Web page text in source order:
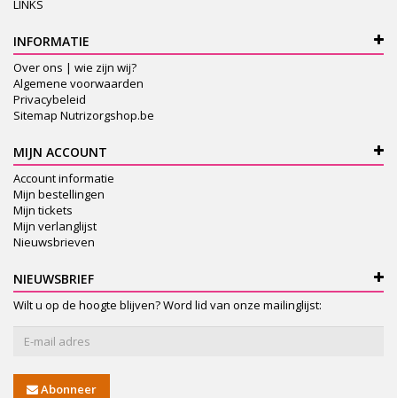
LINKS
INFORMATIE
Over ons | wie zijn wij?
Algemene voorwaarden
Privacybeleid
Sitemap Nutrizorgshop.be
MIJN ACCOUNT
Account informatie
Mijn bestellingen
Mijn tickets
Mijn verlanglijst
Nieuwsbrieven
NIEUWSBRIEF
Wilt u op de hoogte blijven? Word lid van onze mailinglijst:
Abonneer